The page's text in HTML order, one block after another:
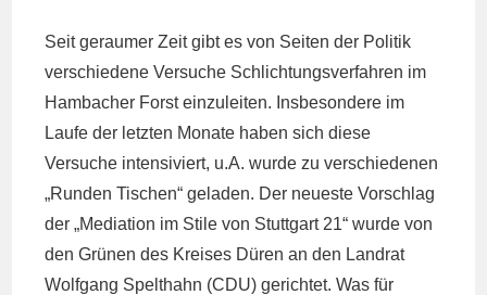
Seit geraumer Zeit gibt es von Seiten der Politik
verschiedene Versuche Schlichtungsverfahren im
Hambacher Forst einzuleiten. Insbesondere im
Laufe der letzten Monate haben sich diese
Versuche intensiviert, u.A. wurde zu verschiedenen
„Runden Tischen“ geladen. Der neueste Vorschlag
der „Mediation im Stile von Stuttgart 21“ wurde von
den Grünen des Kreises Düren an den Landrat
Wolfgang Spelthahn (CDU) gerichtet. Was für